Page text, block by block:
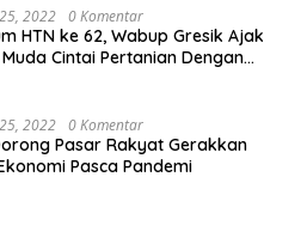
2022 0 Komentar
HTN ke 62, Wabup Gresik Ajak
Cintai Pertanian Dengan
2022 0 Komentar
Pasar Rakyat Gerakkan
Pasca Pandemi